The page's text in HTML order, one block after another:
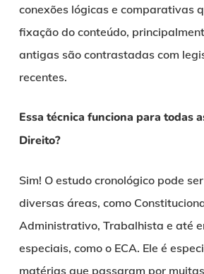
conexões lógicas e comparativas
fixação do conteúdo,
antigas são contrastadas com
recentes.
Essa técnica funciona para todas
Direito?
Sim! O estudo cronológico pode
diversas áreas, como
Administrativo, Trabalhista e até
especiais, como o ECA. Ele é
matérias que passaram por